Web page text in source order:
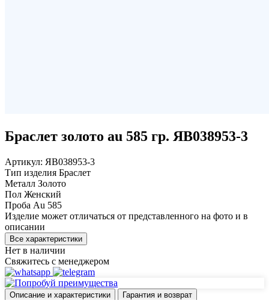
Браслет золото au 585 гр. ЯВ038953-3
Артикул: ЯВ038953-3
Тип изделия Браслет
Металл Золото
Пол Женский
Проба Au 585
Изделие может отличаться от представленного на фото и в
описании
Все характеристики
Нет в наличии
Свяжитесь с менеджером
Описание и характеристики Гарантия и возврат